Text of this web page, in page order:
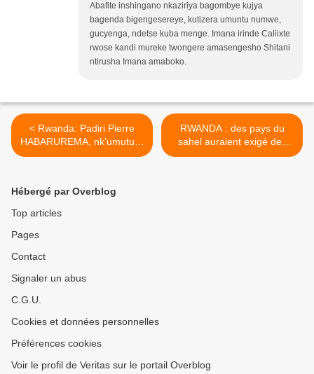
Abafite inshingano nkaziriya bagombye kujya
bagenda bigengesereye, kutizera umuntu numwe,
gucyenga, ndetse kuba menge. Imana irinde Caliixte
rwose kandi mureke twongere amasengesho Shitani
ntirusha Imana amaboko.
< Rwanda: Padiri Pierre
HABARUREMA, nk’umututsi
wahigwaga, yakoraga iki
?
RWANDA : des pays du
sahel auraient exigé des
explications à Paul Kagamé
Hébergé par Overblog
Top articles
Pages
Contact
Signaler un abus
C.G.U.
Cookies et données personnelles
Préférences cookies
Voir le profil de Veritas sur le portail Overblog